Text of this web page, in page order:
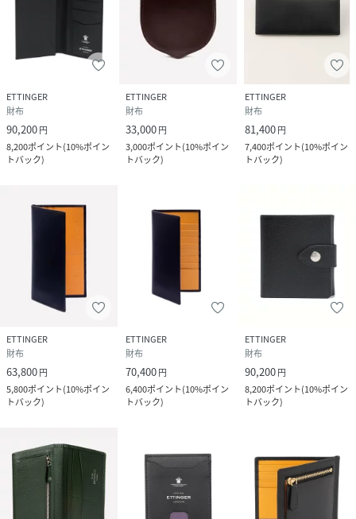
ETTINGER
財布
90,200円
8,200ポイント(10%ポイン
トバック)
ETTINGER
財布
33,000円
3,000ポイント(10%ポイン
トバック)
ETTINGER
財布
81,400円
7,400ポイント(10%ポイン
トバック)
ETTINGER
財布
63,800円
5,800ポイント(10%ポイン
トバック)
ETTINGER
財布
70,400円
6,400ポイント(10%ポイン
トバック)
ETTINGER
財布
90,200円
8,200ポイント(10%ポイン
トバック)